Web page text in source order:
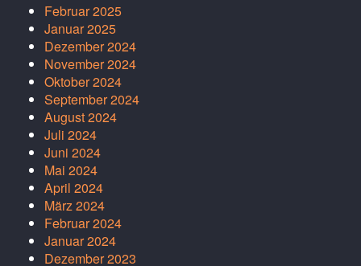
Februar 2025
Januar 2025
Dezember 2024
November 2024
Oktober 2024
September 2024
August 2024
Juli 2024
Juni 2024
Mai 2024
April 2024
März 2024
Februar 2024
Januar 2024
Dezember 2023